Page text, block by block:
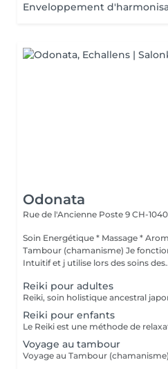
Enveloppement
Odonata
Rue de l'Ancienne Poste 9 CH-
Soin Energétique * Massage *
Tambour (chamanisme) Je fonctionne principalement à l
Intuitif et j utilise lors des soins
Reiki pour adultes
Reiki pour enfants
Voyage au tambour